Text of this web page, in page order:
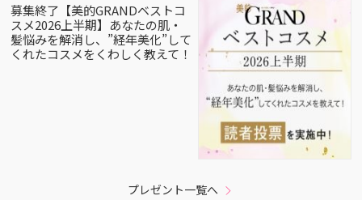
募集終了【美的GRANDベストコ
スメ2026上半期】あなたの肌・
髪悩みを解消し、”経年美化”して
くれたコスメをくわしく教えて！
プレゼント一覧へ